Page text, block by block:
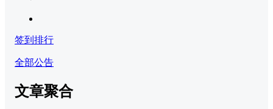
签到排行
全部公告
文章聚合